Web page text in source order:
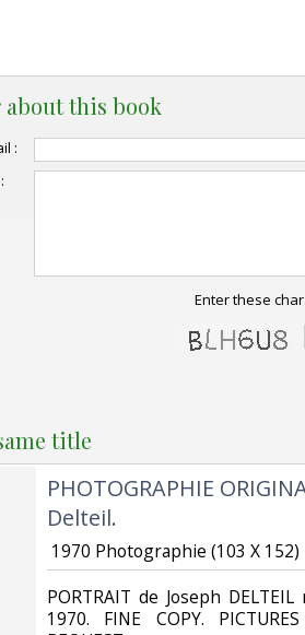
this book
:
Enter these
title
‎PHOTOGRAPHIE
Delteil. ‎
1970 Photographie (103 X
‎PORTRAIT de Joseph
1970. FINE COPY.